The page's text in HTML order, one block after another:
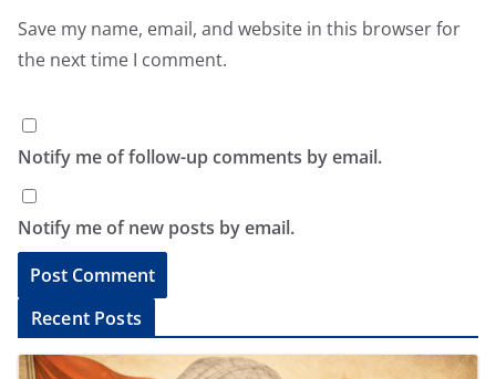
Save my name, email, and website in this browser for
the next time I comment.
Notify me of follow-up comments by email.
Notify me of new posts by email.
l
Recent Posts